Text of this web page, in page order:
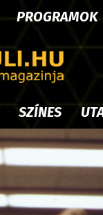
PROGRAMOK
SZÍNES